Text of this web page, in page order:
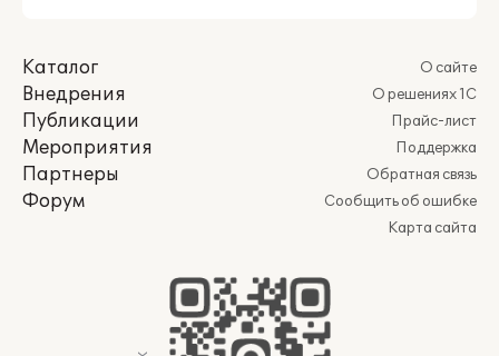
Каталог
Внедрения
Публикации
Мероприятия
Партнеры
Форум
О сайте
О решениях 1С
Прайс-лист
Поддержка
Обратная связь
Сообщить об ошибке
Карта сайта